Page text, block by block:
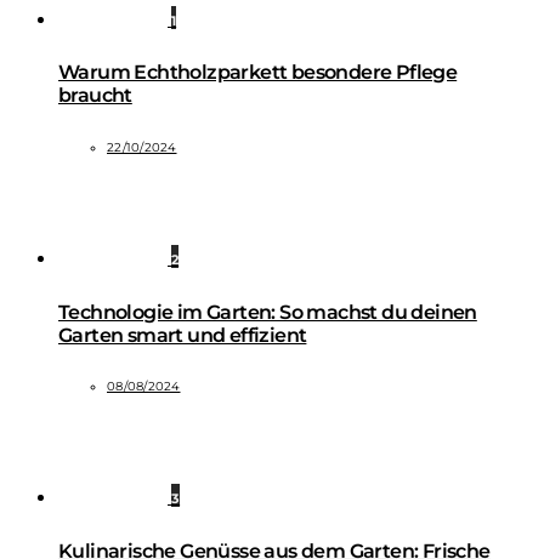
1
Warum Echtholzparkett besondere Pflege
braucht
22/10/2024
2
Technologie im Garten: So machst du deinen
Garten smart und effizient
08/08/2024
3
Kulinarische Genüsse aus dem Garten: Frische